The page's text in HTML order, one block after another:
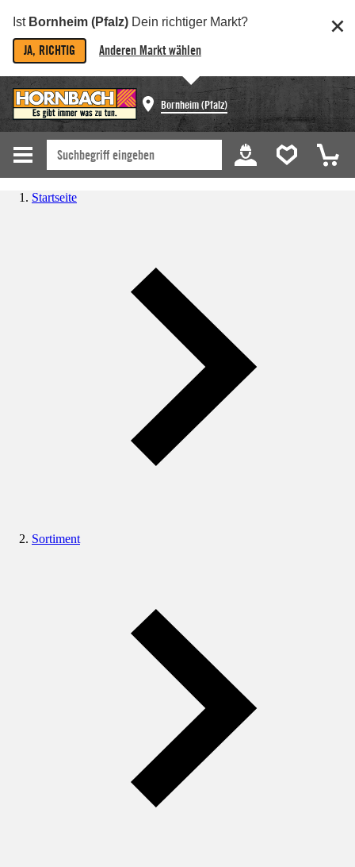
Ist Bornheim (Pfalz) Dein richtiger Markt?
JA, RICHTIG Anderen Markt wählen
Bornheim (Pfalz)
Startseite
Sortiment